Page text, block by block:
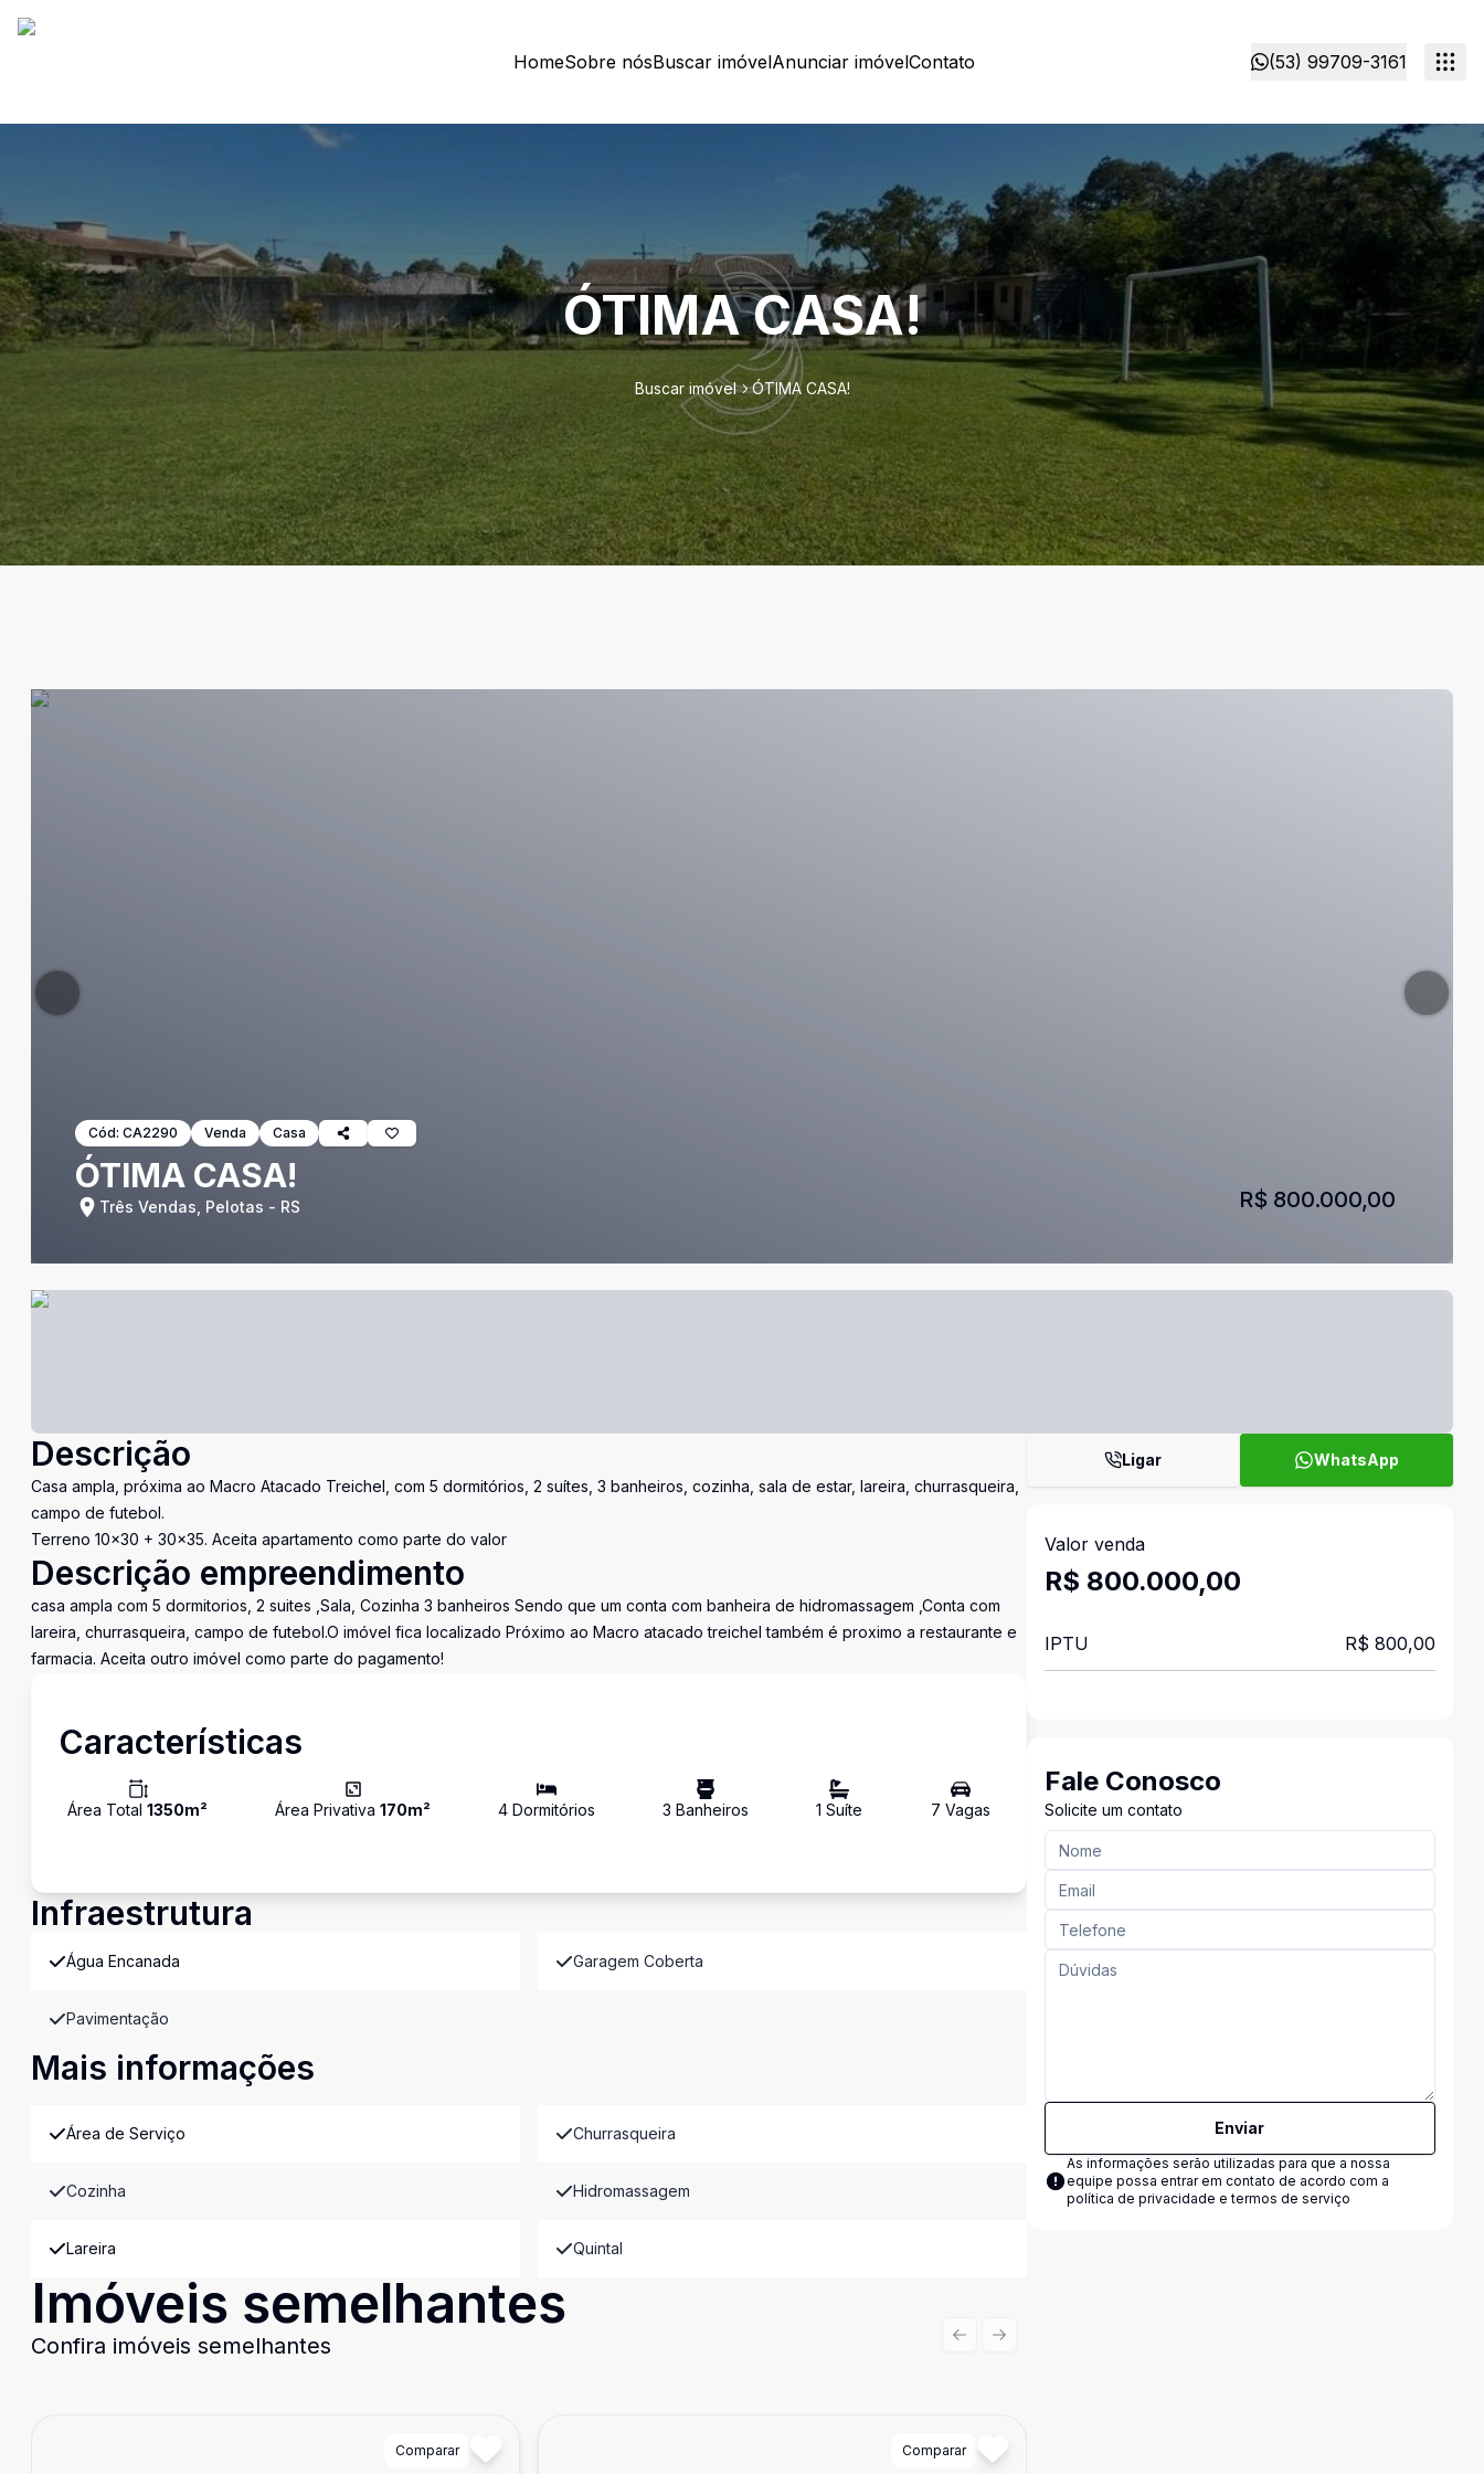
HomeSobre nósBuscar imóvelAnunciar imóvelContato (53) 99709-3161
ÓTIMA CASA!
Buscar imóvel ÓTIMA CASA!
Cód: CA2290 Venda Casa
ÓTIMA CASA!
Três Vendas, Pelotas - RS R$ 800.000,00
Descrição
Casa ampla, próxima ao Macro Atacado Treichel, com 5 dormitórios, 2 suítes, 3 banheiros, cozinha, sala de estar, lareira, churrasqueira,
campo de futebol.
Terreno 10x30 + 30x35. Aceita apartamento como parte do valor
Descrição empreendimento
casa ampla com 5 dormitorios, 2 suites ,Sala, Cozinha 3 banheiros Sendo que um conta com banheira de hidromassagem ,Conta com
lareira, churrasqueira, campo de futebol.O imóvel fica localizado Próximo ao Macro atacado treichel também é proximo a restaurante e
farmacia. Aceita outro imóvel como parte do pagamento!
Características
Área Total 1350m² Área Privativa170m² 4 Dormitórios 3 Banheiros 1 Suíte 7 Vagas
Infraestrutura
Água Encanada Garagem Coberta
Pavimentação
Mais informações
Área de Serviço Churrasqueira
Cozinha Hidromassagem
Lareira Quintal
Imóveis semelhantes
Confira imóveis semelhantes
Comparar Comparar
Previous slide
Next slide
Ligar WhatsApp
Valor venda
R$ 800.000,00
IPTU R$ 800,00
Fale Conosco
Solicite um contato
Enviar
As informações serão utilizadas para que a nossa
equipe possa entrar em contato de acordo com a
política de privacidade e termos de serviço